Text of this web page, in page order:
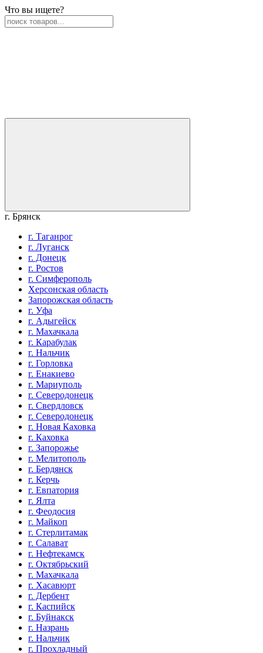
Что вы ищете?
г. Брянск
г. Таганрог
г. Луганск
г. Донецк
г. Ростов
г. Симферополь
Херсонская область
Запорожская область
г. Уфа
г. Адыгейск
г. Махачкала
г. Карабулак
г. Нальчик
г. Горловка
г. Енакиево
г. Мариуполь
г. Северодонецк
г. Свердловск
г. Северодонецк
г. Новая Каховка
г. Каховка
г. Запорожье
г. Мелитополь
г. Бердянск
г. Керчь
г. Евпатория
г. Ялта
г. Феодосия
г. Майкоп
г. Стерлитамак
г. Салават
г. Нефтекамск
г. Октябрьский
г. Махачкала
г. Хасавюрт
г. Дербент
г. Каспийск
г. Буйнакск
г. Назрань
г. Нальчик
г. Прохладный